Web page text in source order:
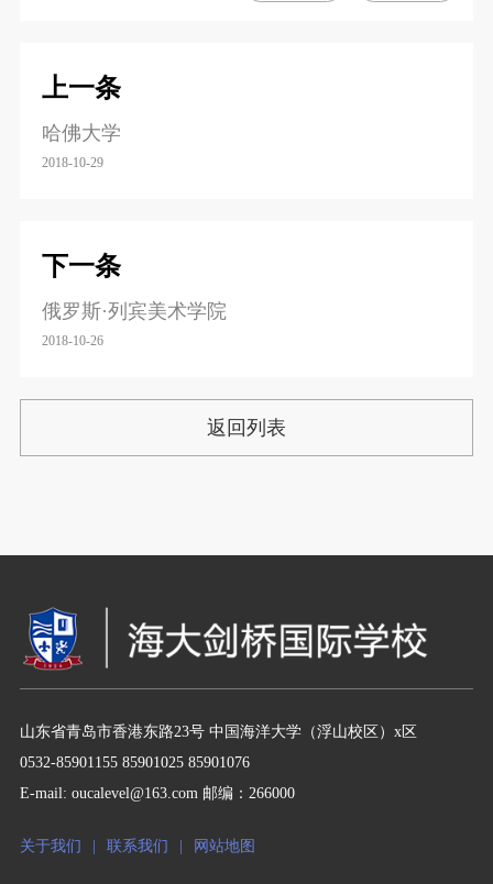
上一条
哈佛大学
2018-10-29
下一条
俄罗斯·列宾美术学院
2018-10-26
返回列表
山东省青岛市香港东路23号 中国海洋大学（浮山校区）x区
0532-85901155 85901025 85901076
E-mail: oucalevel@163.com 邮编：266000
关于我们 联系我们 网站地图